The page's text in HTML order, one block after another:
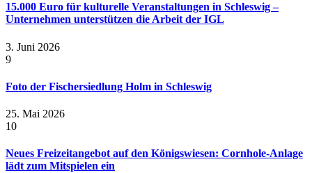
15.000 Euro für kulturelle Veranstaltungen in Schleswig –
Unternehmen unterstützen die Arbeit der IGL
3. Juni 2026
9
Foto der Fischersiedlung Holm in Schleswig
25. Mai 2026
10
Neues Freizeitangebot auf den Königswiesen: Cornhole-Anlage
lädt zum Mitspielen ein